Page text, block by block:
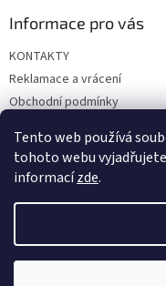
Tento web používá
tohoto webu
informacízde.
Informace pro vás
KONTAKTY
Reklamace a vrácení
Obchodní podmínky
Doprava a platba